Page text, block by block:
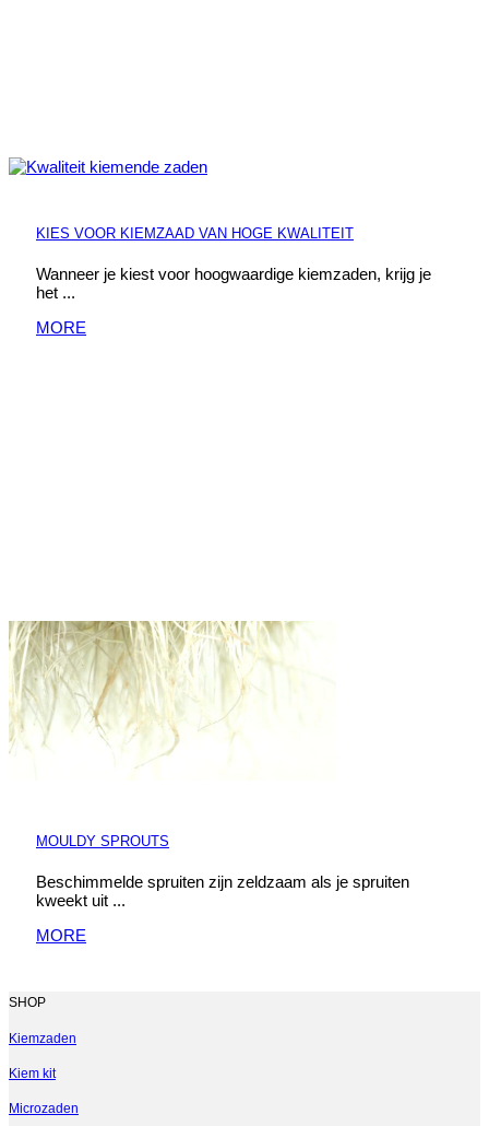
KIES VOOR KIEMZAAD VAN HOGE KWALITEIT
Wanneer je kiest voor hoogwaardige kiemzaden, krijg je
het ...
MORE
MOULDY SPROUTS
Beschimmelde spruiten zijn zeldzaam als je spruiten
kweekt uit ...
MORE
SHOP
Kiemzaden
Kiem kit
Microzaden